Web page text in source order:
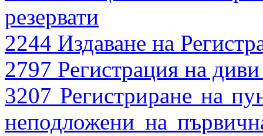
резервати
2244 Издаване на
2797 Регистрация на
3207 Регистриране на
неподложени на